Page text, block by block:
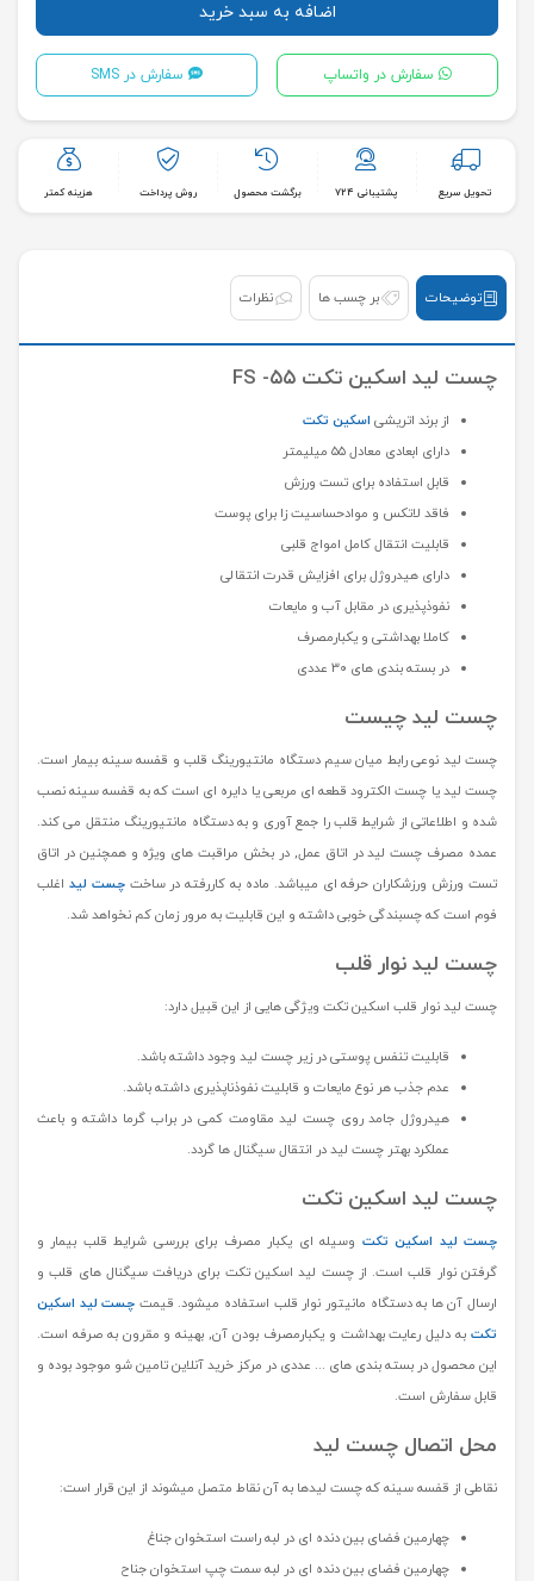
اضافه به سبد خرید
سفارش در واتساپ سفارش در SMS
تحویل سریع پشتیبانی ۷۲۴ برگشت محصول روش پرداخت هزینه کمتر
توضیحات بر چسب ها نظرات
چست ليد اسکین تکت ۵۵- FS
از برند اتریشی اسکین تکت
دارای ابعادی معادل ۵۵ میلیمتر
قابل استفاده برای تست ورزش
فاقد لاتکس و موادحساسیت زا برای پوست
قابلیت انتقال کامل امواج قلبی
دارای هیدروژل برای افزایش قدرت انتقالی
نفوذپذیری در مقابل آب و مایعات
کاملا بهداشتی و یکبارمصرف
در بسته بندی های ۳۰ عددی
چست لید چیست
چست لید نوعی رابط میان سیم دستگاه مانتیورینگ قلب و قفسه سینه بیمار است.
چست لید یا چست الکترود قطعه ای مربعی یا دایره ای است که به قفسه سینه نصب
شده و اطلاعاتی از شرایط قلب را جمع آوری و به دستگاه مانتیورینگ منتقل می کند.
عمده مصرف چست لید در اتاق عمل, در بخش مراقبت های ویژه و همچنین در اتاق
تست ورزش ورزشکاران حرفه ای میباشد. ماده به کاررفته در ساختچست لید اغلب
فوم است که چسبندگی خوبی داشته و این قابلیت به مرور زمان کم نخواهد شد.
چست لید نوار قلب
چست لید نوار قلب اسکین تکت ویژگی هایی از این قبیل دارد:
قابلیت تنفس پوستی در زیر چست لید وجود داشته باشد.
عدم جذب هر نوع مایعات و قابلیت نفوذناپذیری داشته باشد.
هیدروژل جامد روی چست لید مقاومت کمی در براب گرما داشته و باعث
عملکرد بهتر چست لید در انتقال سیگنال ها گردد.
چست لید اسکین تکت
چست لید اسکین تکت وسیله ای یکبار مصرف برای بررسی شرایط قلب بیمار و
گرفتن نوار قلب است. از چست لید اسکین تکت برای دریافت سیگنال های قلب و
ارسال آن ها به دستگاه مانیتور نوار قلب استفاده میشود. قیمت چست لید اسکین
تکت به دلیل رعایت بهداشت و یکبارمصرف بودن آن, بهینه و مقرون به صرفه است.
این محصول در بسته بندی های ... عددی در مرکز خرید آنلاین تامین شو موجود بوده و
قابل سفارش است.
محل اتصال چست لید
نقاطی از قفسه سینه که چست لیدها به آن نقاط متصل میشوند از این قرار است:
چهارمین فضای بین دنده ای در لبه راست استخوان جناغ
چهارمین فضای بین دنده ای در لبه سمت چپ استخوان جناح